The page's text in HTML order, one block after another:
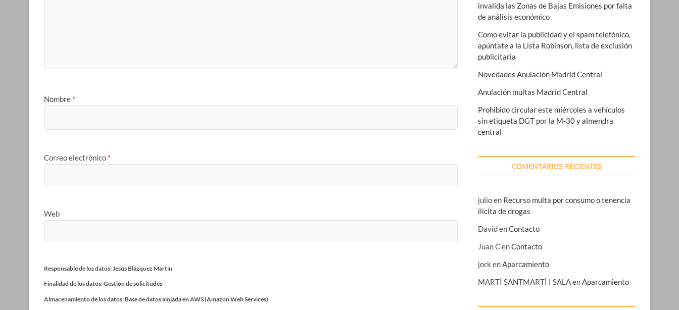
Nombre *
Correo electrónico *
Web
Responsable de los datos: Jesús Blázquez Martín
Finalidad de los datos: Gestión de solicitudes
Almacenamiento de los datos: Base de datos alojada en AWS (Amazon Web Services)
invalida las Zonas de Bajas Emisiones por falta
de análisis económico
Como evitar la publicidad y el spam telefónico,
apúntate a la Lista Robinson, lista de exclusión
publicitaria
Novedades Anulación Madrid Central
Anulación multas Madrid Central
Prohibido circular este miércoles a vehículos
sin etiqueta DGT por la M-30 y almendra
central
COMENTARIOS RECIENTES
julioen Recurso multa por consumo o tenencia
ilícita de drogas
DavidenContacto
Juan CenContacto
jork en Aparcamiento
MARTÍ SANTMARTÍ I SALAen Aparcamiento